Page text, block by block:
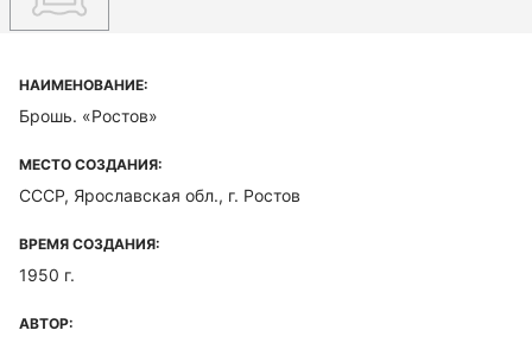
НАИМЕНОВАНИЕ:
Брошь. «Ростов»
МЕСТО СОЗДАНИЯ:
СССР, Ярославская обл., г. Ростов
ВРЕМЯ СОЗДАНИЯ:
1950 г.
АВТОР: